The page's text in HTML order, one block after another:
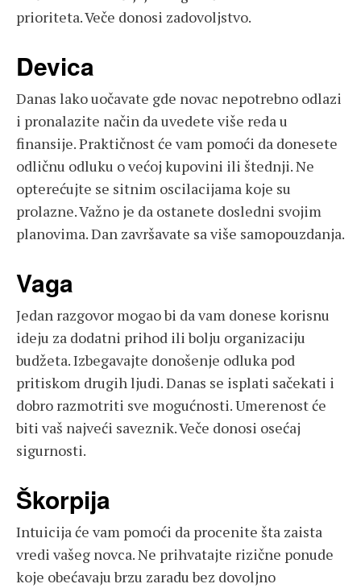
prioriteta. Veče donosi zadovoljstvo.
Devica
Danas lako uočavate gde novac nepotrebno odlazi
i pronalazite način da uvedete više reda u
finansije. Praktičnost će vam pomoći da donesete
odličnu odluku o većoj kupovini ili štednji. Ne
opterećujte se sitnim oscilacijama koje su
prolazne. Važno je da ostanete dosledni svojim
planovima. Dan završavate sa više samopouzdanja.
Vaga
Jedan razgovor mogao bi da vam donese korisnu
ideju za dodatni prihod ili bolju organizaciju
budžeta. Izbegavajte donošenje odluka pod
pritiskom drugih ljudi. Danas se isplati sačekati i
dobro razmotriti sve mogućnosti. Umerenost će
biti vaš najveći saveznik. Veče donosi osećaj
sigurnosti.
Škorpija
Intuicija će vam pomoći da procenite šta zaista
vredi vašeg novca. Ne prihvatajte rizične ponude
koje obećavaju brzu zaradu bez dovoljno